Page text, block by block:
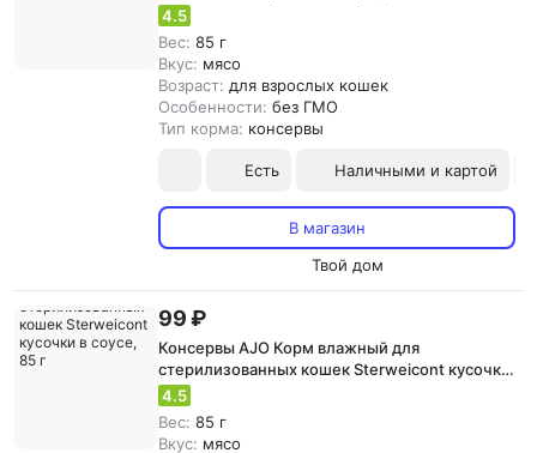
4.5
Вес: 85 г
Вкус: мясо
Возраст: для взрослых кошек
Особенности: без ГМО
Тип корма: консервы
Есть Наличными и картой
В магазин
Твой дом
99 ₽
Консервы AJO Корм влажный для
стерилизованных кошек Sterweicont кусочки
в соусе, 85 г
4.5
Вес: 85 г
Вкус: мясо